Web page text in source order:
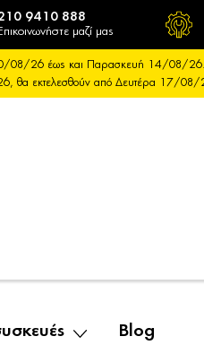
9410 888
Επικοινωνήστε μαζί μας
10/08/26 έως και Παρασκευή 14/08/26.
θα εκτελεσθούν από Δευτέρα 17/08/
Blog